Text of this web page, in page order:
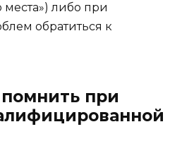
места») либо при
обратиться к
при